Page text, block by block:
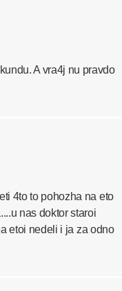
A vra4j nu pravdo
4to to pohozha na eto
nas doktor staroi
etoi nedeli i ja za odno